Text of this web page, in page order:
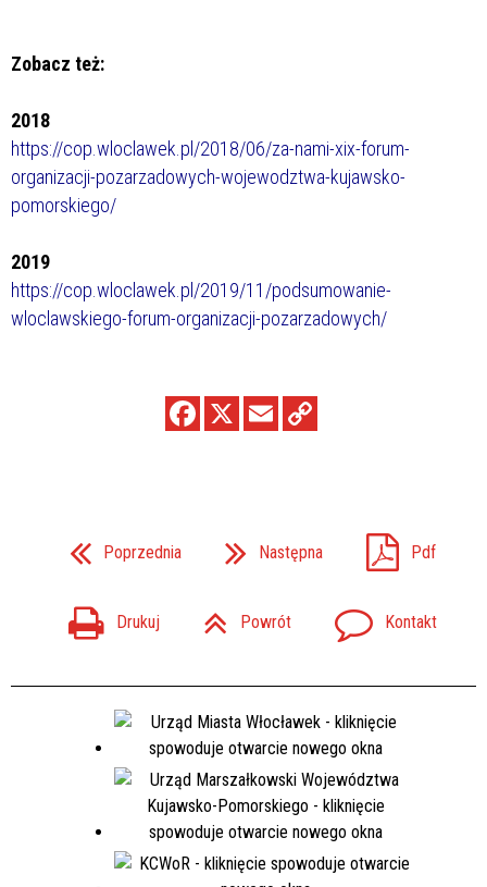
Zobacz też:
2018
https://cop.wloclawek.pl/2018/06/za-nami-xix-forum-
organizacji-pozarzadowych-wojewodztwa-kujawsko-
pomorskiego/
2019
https://cop.wloclawek.pl/2019/11/podsumowanie-
wloclawskiego-forum-organizacji-pozarzadowych/
Poprzednia Następna Pdf
Drukuj Powrót Kontakt